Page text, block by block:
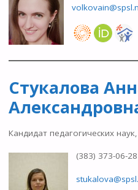
Стукалова
Кандидат педагогических
(383) 373-06-28